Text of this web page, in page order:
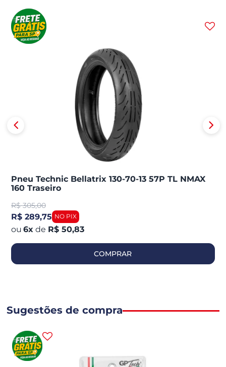
Pneu Technic Bellatrix 130-70-13 57P TL NMAX
160 Traseiro
R$ 305,00
R$ 289,75
6x de R$ 50,83
COMPRAR
Sugestões de compra